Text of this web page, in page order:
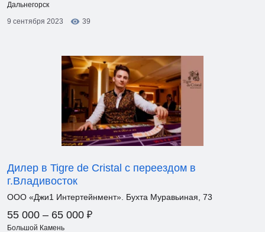
Дальнегорск
9 сентября 2023
39
Дилер в Tigre de Cristal с переездом в
г.Владивосток
ООО «Джи1 Интертейнмент». Бухта Муравьиная, 73
55 000 – 65 000 ₽
Большой Камень